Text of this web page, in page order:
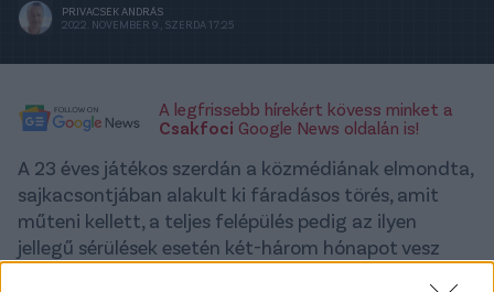
PRIVACSEK ANDRÁS
2022. NOVEMBER 9., SZERDA 17:25
A legfrissebb hírekért kövess minket a
Csakfoci Google News oldalán is!
A 23 éves játékos szerdán a közmédiának elmondta,
sajkacsontjában alakult ki fáradásos törés, amit
műteni kellett, a teljes felépülés pedig az ilyen
jellegű sérülések esetén két-három hónapot vesz